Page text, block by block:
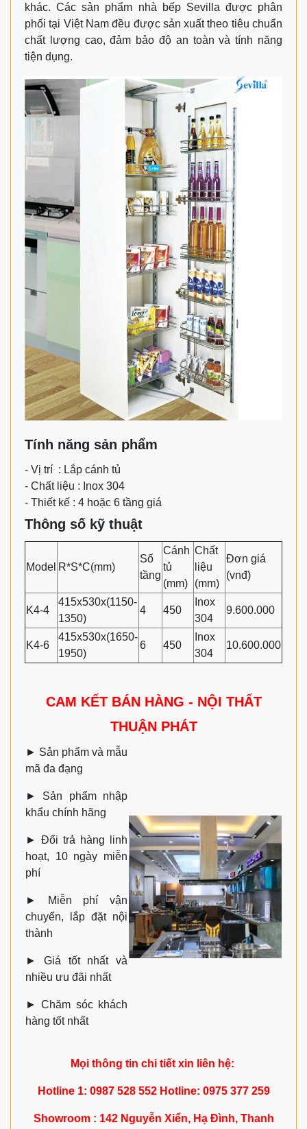
khác. Các sản phẩm nhà bếp Sevilla được phân
phối tại Việt Nam đều được sản xuất theo tiêu chuẩn
chất lượng cao, đảm bảo độ an toàn và tính năng
tiện dụng.
Tính năng sản phẩm
- Vị trí : Lắp cánh tủ
- Chất liệu : Inox 304
- Thiết kế : 4 hoặc 6 tầng giá
Thông số kỹ thuật
Model R*S*C(mm)
Số
tầng
Cánh
tủ
(mm)
Chất
liệu
(mm)
Đơn giá
(vnđ)
K4-4
415x530x(1150-
1350)
4 450
Inox
304
9.600.000
K4-6
415x530x(1650-
1950)
6 450
Inox
304
10.600.000
CAM KẾT BÁN HÀNG - NỘI THẤT
THUẬN PHÁT
► Sản phẩm và mẫu
mã đa đạng
► Sản phẩm nhập
khẩu chính hãng
► Đổi trả hàng linh
hoạt, 10 ngày miễn
phí
►
Miễn phí vận
chuyển, lắp đặt nội
thành
► Giá tốt nhất và
nhiều ưu đãi nhất
►Chăm sóc khách
hàng tốt nhất
Mọi thông tin chi tiết xin liên hệ:
Hotline 1: 0987 528 552 Hotline: 0975 377 259
Showroom : 142 Nguyễn Xiển, Hạ Đình, Thanh